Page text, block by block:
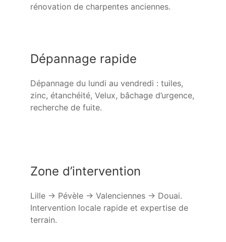
rénovation de charpentes anciennes.
Dépannage rapide
Dépannage du lundi au vendredi : tuiles,
zinc, étanchéité, Velux, bâchage d’urgence,
recherche de fuite.
Zone d’intervention
Lille → Pévèle → Valenciennes → Douai.
Intervention locale rapide et expertise de
terrain.